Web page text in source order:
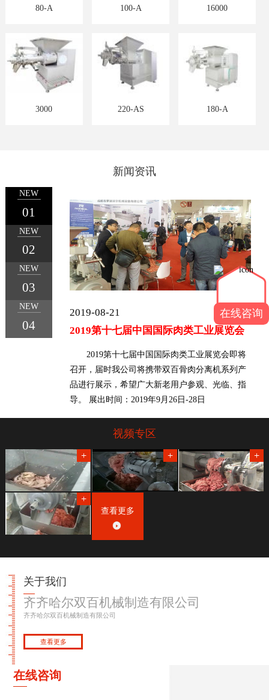
1 2 3 4
80-A 100-A 16000
3000 220-AS 180-A
新闻资讯
NEW
01
NEW
02
NEW
03
NEW
04
2019-08-21
2019第十七届中国国际肉类工业展览会
2019第十七届中国国际肉类工业展览会即将
召开，届时我公司将携带双百骨肉分离机系列产
品进行展示，希望广大新老用户参观、光临、指
导。 展出时间：2019年9月26日-28日
视频专区
查看更多
关于我们
齐齐哈尔双百机械制造有限公司
齐齐哈尔双百机械制造有限公司
查看更多
在线咨询
在线咨询